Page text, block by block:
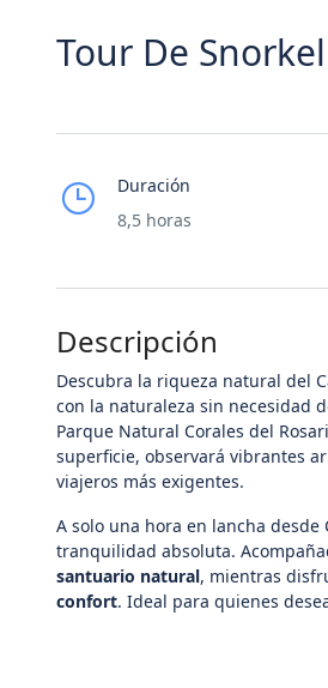
Tour De
Duración
8,5 horas
Descripción
Descubra la riqueza natural del
con la naturaleza sin necesidad
Parque Natural Corales del
superficie, observará vibrantes
viajeros más exigentes.
A solo una hora en lancha
tranquilidad absoluta.
santuario natural, mientras
confort. Ideal para quienes